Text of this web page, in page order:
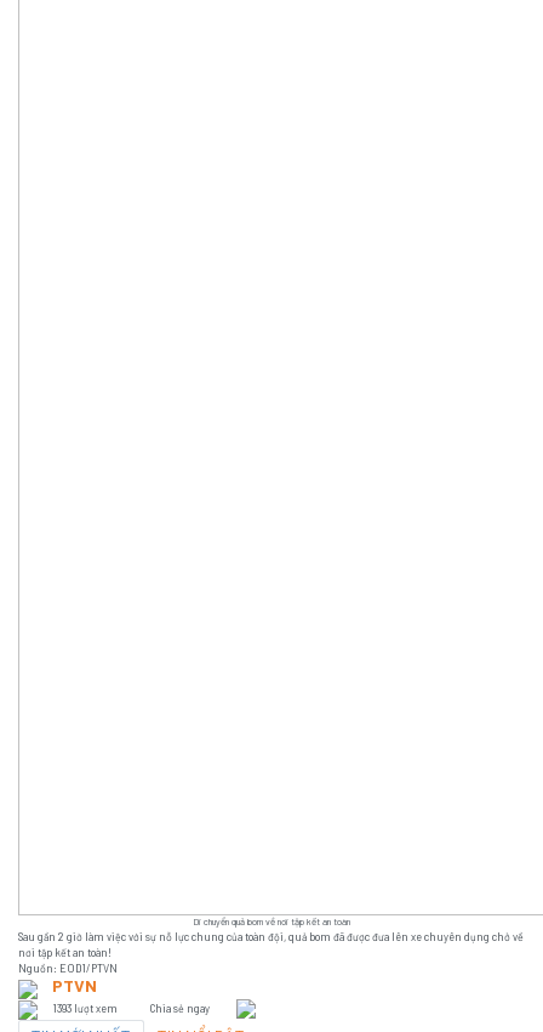
Di chuyển quả bom về nơi tập kết an toàn
Sau gần 2 giờ làm việc với sự nỗ lực chung của toàn đội, quả bom đã được đưa lên xe chuyên dụng chở về
nơi tập kết an toàn!
Nguồn: EOD1/PTVN
PTVN
1393 lượt xem Chia sẻ ngay